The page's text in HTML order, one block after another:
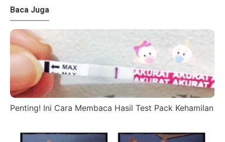
Baca Juga
Penting! Ini Cara Membaca Hasil Test Pack Kehamilan